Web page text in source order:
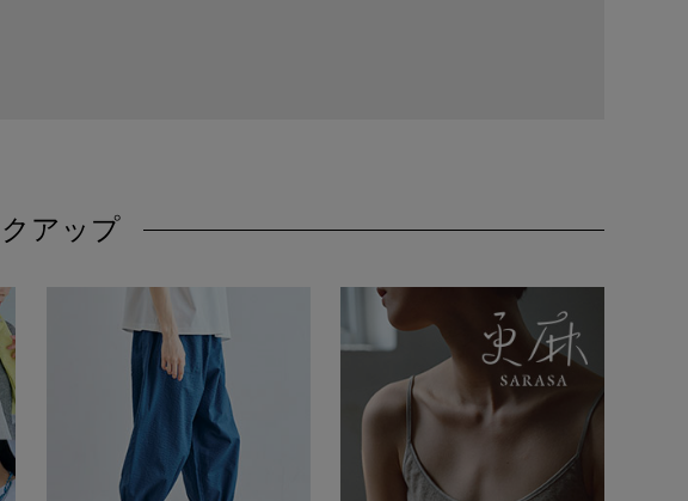
アップ